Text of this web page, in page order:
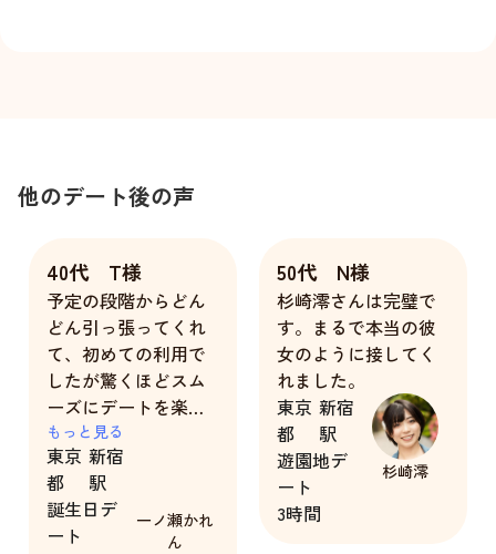
他のデート後の声
40代 T様
予定の段階からどん
どん引っ張ってくれ
て、初めての利用で
したが驚くほどスム
ーズにデートを楽し
むことができまし
た。
とてもしっかりした
大人の顔と少し自信
なさげな少女の顔を
もっと見る
東京
都
新宿
駅
誕生日デ
ート
一ノ瀬かれ
ん
50代 N様
杉崎澪さんは完璧で
す。まるで本当の彼
女のように接してく
れました。
東京
都
新宿
駅
遊園地デ
ート
3時間
杉崎澪